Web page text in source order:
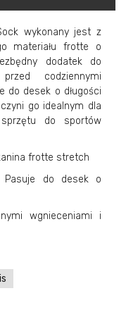
wykonany jest z
materiału frotte o
dodatek do
codziennymi
do desek o długości
go idealnym dla
do sportów
frotte stretch
Pasuje do desek o
wgnieceniami i